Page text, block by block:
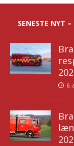
SENESTE NYT
6.